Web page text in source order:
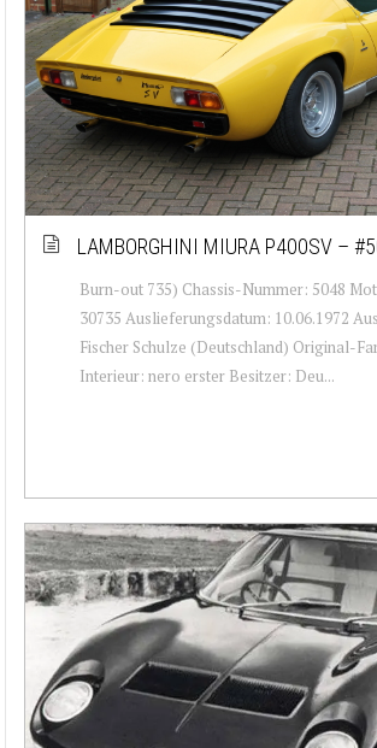
LAMBORGHINI MIURA P400SV –
Burn-out 735) Chassis-Nummer: 5048
30735 Auslieferungsdatum: 10.06.1972
Fischer Schulze (Deutschland) Original-
Interieur: nero erster Besitzer: Deu...